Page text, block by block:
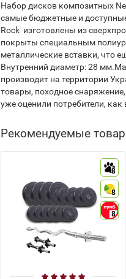
Набор дисков композитных
самые бюджетные и
Rock изготовлены из
покрыты специальным
металлические вставки, что
Внутренний диаметр: 28
производит на территории
товары, походное
уже оценили потребители,
Рекомендуемые
8
8
8